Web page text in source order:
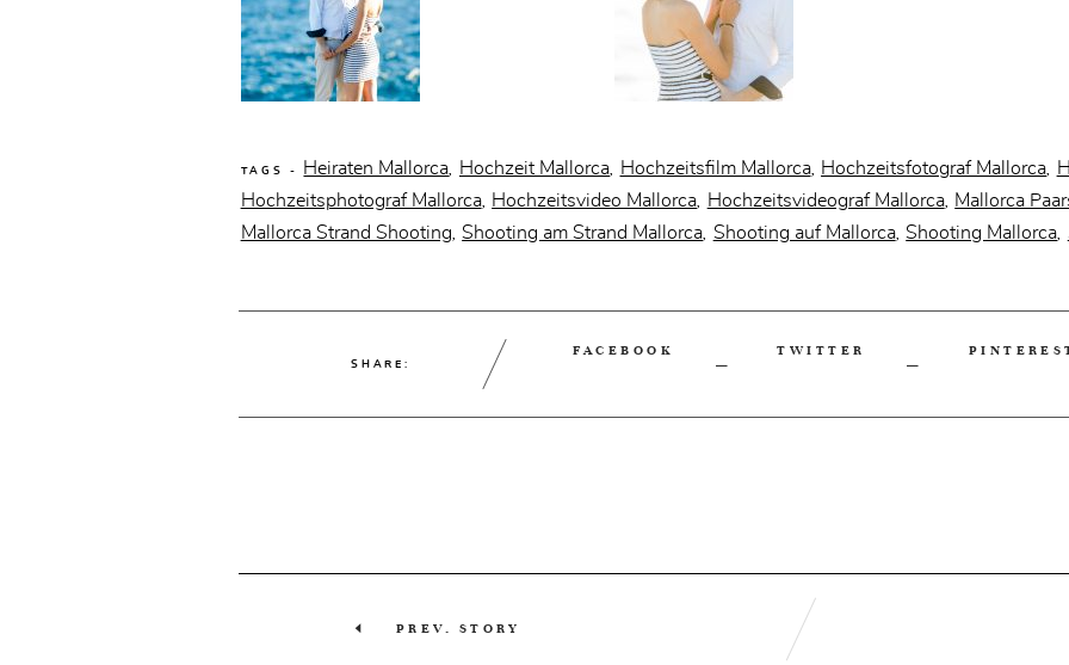
TAGS - Heiraten Mallorca, Hochzeit Mallorca, Hochzeitsfilm Mallorca, Hochzeitsfotograf Mallorca,
Hochzeitsphotograf Mallorca, Hochzeitsvideo Mallorca, Hochzeitsvideograf Mallorca, Mallorca
Mallorca Strand Shooting,Shooting am Strand Mallorca, Shooting auf Mallorca,Shooting Mallorca,
SHARE:
FACEBOOK TWITTER
PREV. STORY